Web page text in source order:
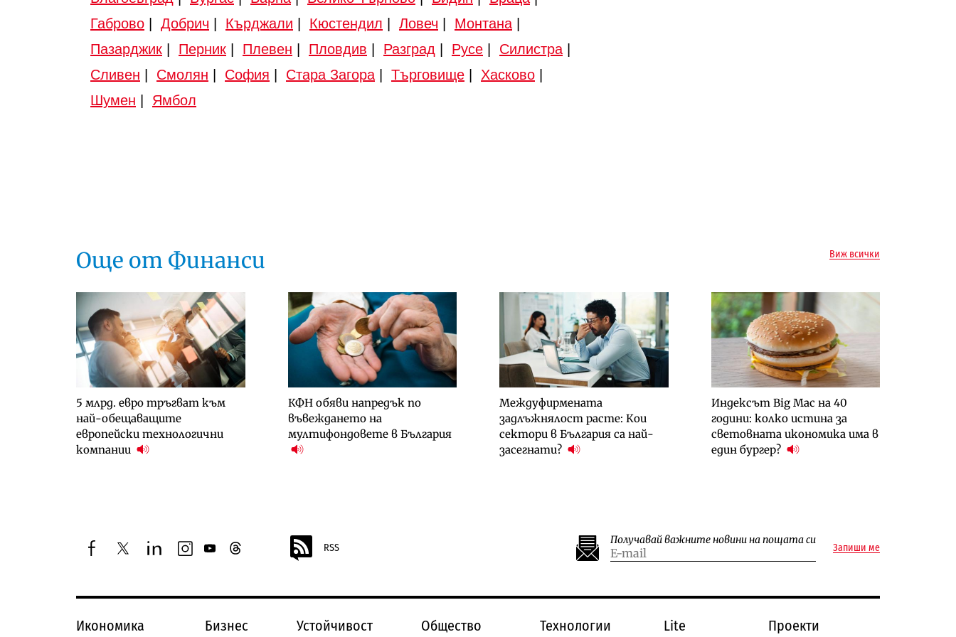
Габрово
Добрич Кърджали Кюстендил Ловеч Монтана
Пазарджик
Перник Плевен Пловдив Разград Русе Силистра
Сливен
Смолян София Стара Загора Търговище Хасково
Шумен
Ямбол
Още от Финанси Виж всички
5 млрд. евро тръгват към
най-обещаващите
европейски технологични
компании
КФН обяви напредък по
въвеждането на
мултифондовете в България
Междуфирмената
задлъжнялост расте: Кои
сектори в България са най-
засегнати?
Индексът Big Mac на 40
години: колко истина за
световната икономика има в
един бургер?
facebooktwitterlinkedininstagram
youtubethreads RSS
Получавай важните новини на пощата си
Запиши ме
Икономика Бизнес Устойчивост Общество Технологии Lite Проекти